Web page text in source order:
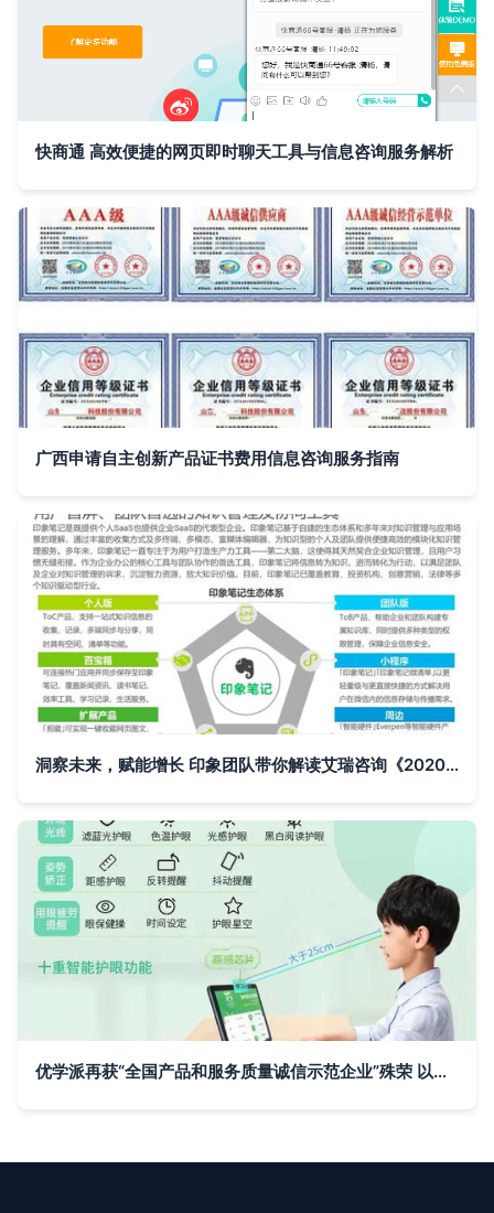
快商通 高效便捷的网页即时聊天工具与信息咨询服务解析
广西申请自主创新产品证书费用信息咨询服务指南
洞察未来，赋能增长 印象团队带你解读艾瑞咨询《2020年中国企业服务研究报告》
优学派再获“全国产品和服务质量诚信示范企业”殊荣 以诚信铸就教育科技品牌标杆